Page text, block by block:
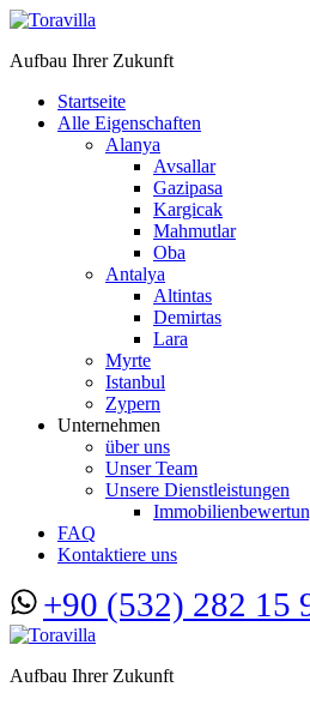
Aufbau Ihrer Zukunft
Startseite
Alle Eigenschaften
Alanya
Avsallar
Gazipasa
Kargicak
Mahmutlar
Oba
Antalya
Altintas
Demirtas
Lara
Myrte
Istanbul
Zypern
Unternehmen
über uns
Unser Team
Unsere Dienstleistungen
FAQ
Kontaktiere uns
+90 (532) 282 15
Aufbau Ihrer Zukunft